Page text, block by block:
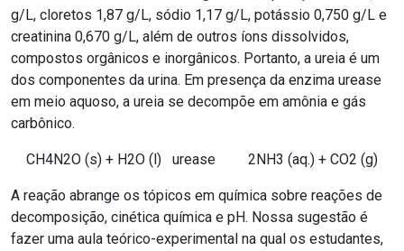
g/L, cloretos 1,87 g/L, sódio 1,17 g/L, potássio 0,750 g/L e
creatinina 0,670 g/L, além de outros íons dissolvidos,
compostos orgânicos e inorgânicos. Portanto, a ureia é um
dos componentes da urina. Em presença da enzima urease
em meio aquoso, a ureia se decompõe em amônia e gás
carbônico.
CH4N2O (s) + H2O (l) urease 2NH3 (aq.) + CO2 (g)
A reação abrange os tópicos em química sobre reações de
decomposição, cinética química e pH. Nossa sugestão é
fazer uma aula teórico-experimental na qual os estudantes,